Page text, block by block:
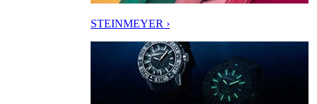
STEINMEYER ›